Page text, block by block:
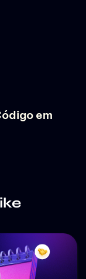
em